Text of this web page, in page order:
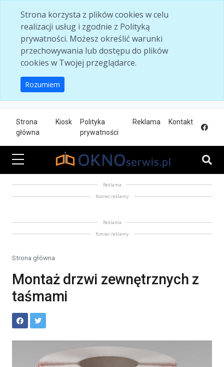
Strona korzysta z plików cookies w celu
realizacji usług i zgodnie z Polityką
prywatności. Możesz określić warunki
przechowywania lub dostępu do plików
cookies w Twojej przeglądarce.
Rozumiem
Strona
główna
Kiosk
Polityka
prywatności
Reklama Kontakt
Reklama
Koniec reklamy
Reklama
Koniec reklamy
Strona główna
Montaż drzwi zewnętrznych z
taśmami